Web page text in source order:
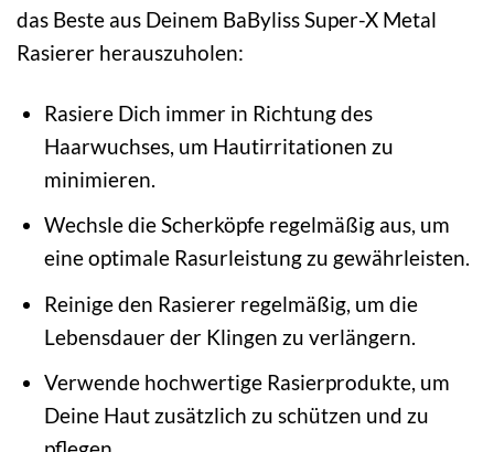
das Beste aus Deinem BaByliss Super-X Metal
Rasierer herauszuholen:
Rasiere Dich immer in Richtung des
Haarwuchses, um Hautirritationen zu
minimieren.
Wechsle die Scherköpfe regelmäßig aus, um
eine optimale Rasurleistung zu gewährleisten.
Reinige den Rasierer regelmäßig, um die
Lebensdauer der Klingen zu verlängern.
Verwende hochwertige Rasierprodukte, um
Deine Haut zusätzlich zu schützen und zu